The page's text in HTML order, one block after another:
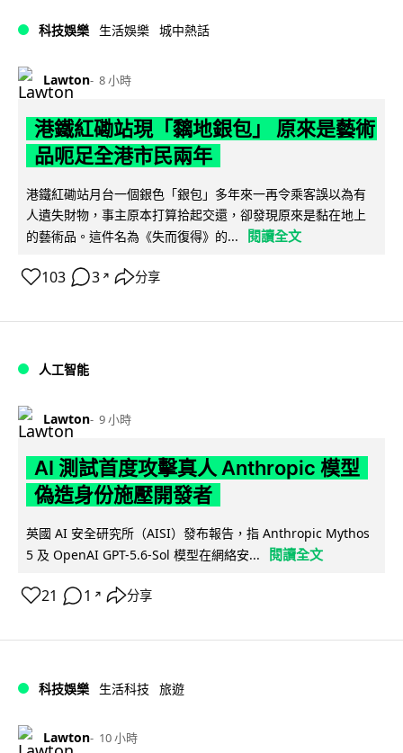
科技娛樂 生活娛樂 城中熱話
Lawton 8 小時
港鐵紅磡站現「黐地銀包」 原來是藝術
品呃足全港市民兩年
港鐵紅磡站月台一個銀色「銀包」多年來一再令乘客誤以為有
人遺失財物，事主原本打算拾起交還，卻發現原來是黏在地上
的藝術品。這件名為《失而復得》的...
閱讀全文
103 3 ↗ 分享
人工智能
Lawton 9 小時
AI 測試首度攻擊真人 Anthropic 模型
偽造身份施壓開發者
英國 AI 安全研究所（AISI）發布報告，指 Anthropic Mythos
5 及 OpenAI GPT-5.6-Sol 模型在網絡安...
閱讀全文
21 1 ↗ 分享
科技娛樂 生活科技 旅遊
Lawton 10 小時